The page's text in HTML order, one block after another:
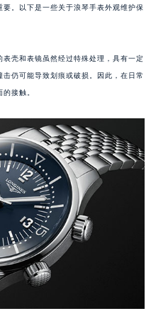
。以下是一些关于浪琴手表外观维护保
壳和表镜虽然经过特殊处理，具有一定
仍可能导致划痕或破损。因此，在日常
接触。